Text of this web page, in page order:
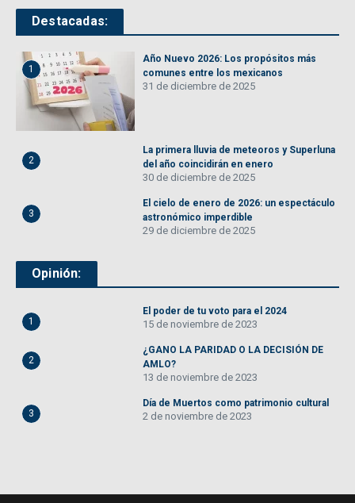
Destacadas:
1
Año Nuevo 2026: Los propósitos más
comunes entre los mexicanos
31 de diciembre de 2025
2
La primera lluvia de meteoros y Superluna
del año coincidirán en enero
30 de diciembre de 2025
3
El cielo de enero de 2026: un espectáculo
astronómico imperdible
29 de diciembre de 2025
Opinión:
1
El poder de tu voto para el 2024
15 de noviembre de 2023
2
¿GANO LA PARIDAD O LA DECISIÓN DE
AMLO?
13 de noviembre de 2023
3
Día de Muertos como patrimonio cultural
2 de noviembre de 2023